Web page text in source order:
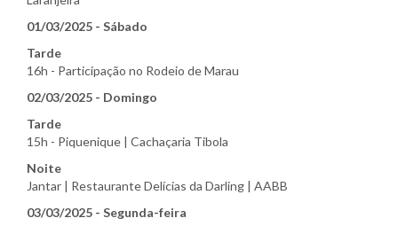
01/03/2025 - Sábado
Tarde
16h - Participação no Rodeio de Marau
02/03/2025 - Domingo
Tarde
15h - Piquenique | Cachaçaria Tibola
Noite
Jantar | Restaurante Delícias da Darling | AABB
03/03/2025 - Segunda-feira